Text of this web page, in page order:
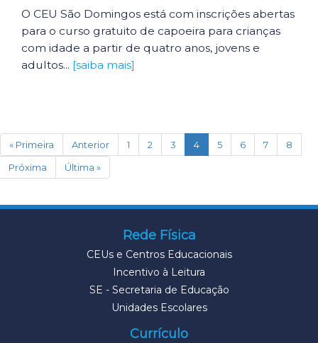
O CEU São Domingos está com inscrições abertas
para o curso gratuito de capoeira para crianças
com idade a partir de quatro anos, jovens e
adultos... [saiba mais]
« Primeira Anterior 1 2 3 4(current)
5 6 7
8
Próxima
Última »
Rede Física
CEUs e Centros Educacionais
Incentivo à Leitura
SE - Secretaria de Educação
Unidades Escolares
Currículo